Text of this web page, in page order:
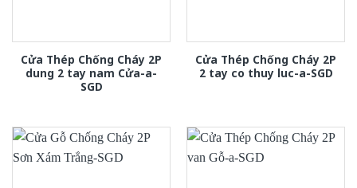
Cửa Thép Chống Cháy 2P
dung 2 tay nam Cửa-a-
SGD
Cửa Thép Chống Cháy 2P
2 tay co thuy luc-a-SGD